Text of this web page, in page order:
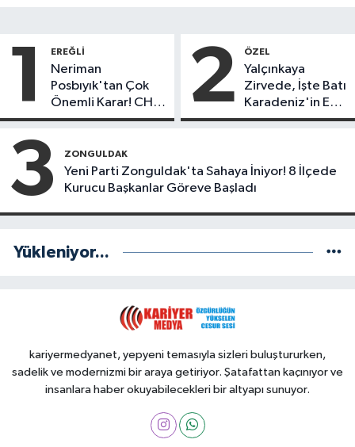
1 EREĞLI
Neriman
Posbıyık'tan Çok
Önemli Karar! CHP
mi Yeni Parti mi?
2 ÖZEL
Yalçınkaya
Zirvede, İşte Batı
Karadeniz'in En
Başarılı Belediye
3 ZONGULDAK
Yeni Parti Zonguldak'ta Sahaya İniyor! 8 İlçede
Kurucu Başkanlar Göreve Başladı
Yükleniyor...
kariyermedyanet, yepyeni temasıyla sizleri buluştururken,
sadelik ve modernizmi bir araya getiriyor. Şatafattan kaçınıyor ve
insanlara haber okuyabilecekleri bir altyapı sunuyor.